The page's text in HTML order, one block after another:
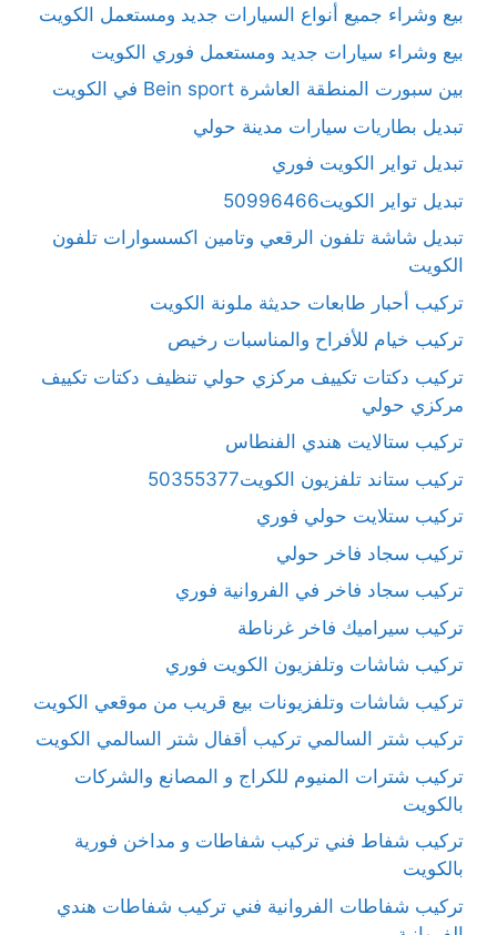
بيع وشراء جميع أنواع السيارات جديد ومستعمل الكويت
بيع وشراء سيارات جديد ومستعمل فوري الكويت
بين سبورت المنطقة العاشرة Bein sport في الكويت
تبديل بطاريات سيارات مدينة حولي
تبديل تواير الكويت فوري
تبديل تواير الكويت50996466
تبديل شاشة تلفون الرقعي وتامين اكسسوارات تلفون
الكويت
تركيب أحبار طابعات حديثة ملونة الكويت
تركيب خيام للأفراح والمناسبات رخيص
تركيب دكتات تكييف مركزي حولي تنظيف دكتات تكييف
مركزي حولي
تركيب ستالايت هندي الفنطاس
تركيب ستاند تلفزيون الكويت50355377
تركيب ستلايت حولي فوري
تركيب سجاد فاخر حولي
تركيب سجاد فاخر في الفروانية فوري
تركيب سيراميك فاخر غرناطة
تركيب شاشات وتلفزيون الكويت فوري
تركيب شاشات وتلفزيونات بيع قريب من موقعي الكويت
تركيب شتر السالمي تركيب أقفال شتر السالمي الكويت
تركيب شترات المنيوم للكراج و المصانع والشركات
بالكويت
تركيب شفاط فني تركيب شفاطات و مداخن فورية
بالكويت
تركيب شفاطات الفروانية فني تركيب شفاطات هندي